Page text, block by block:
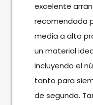
excelente
recomendada
media a alta
un material
incluyendo el
tanto para
de segunda.